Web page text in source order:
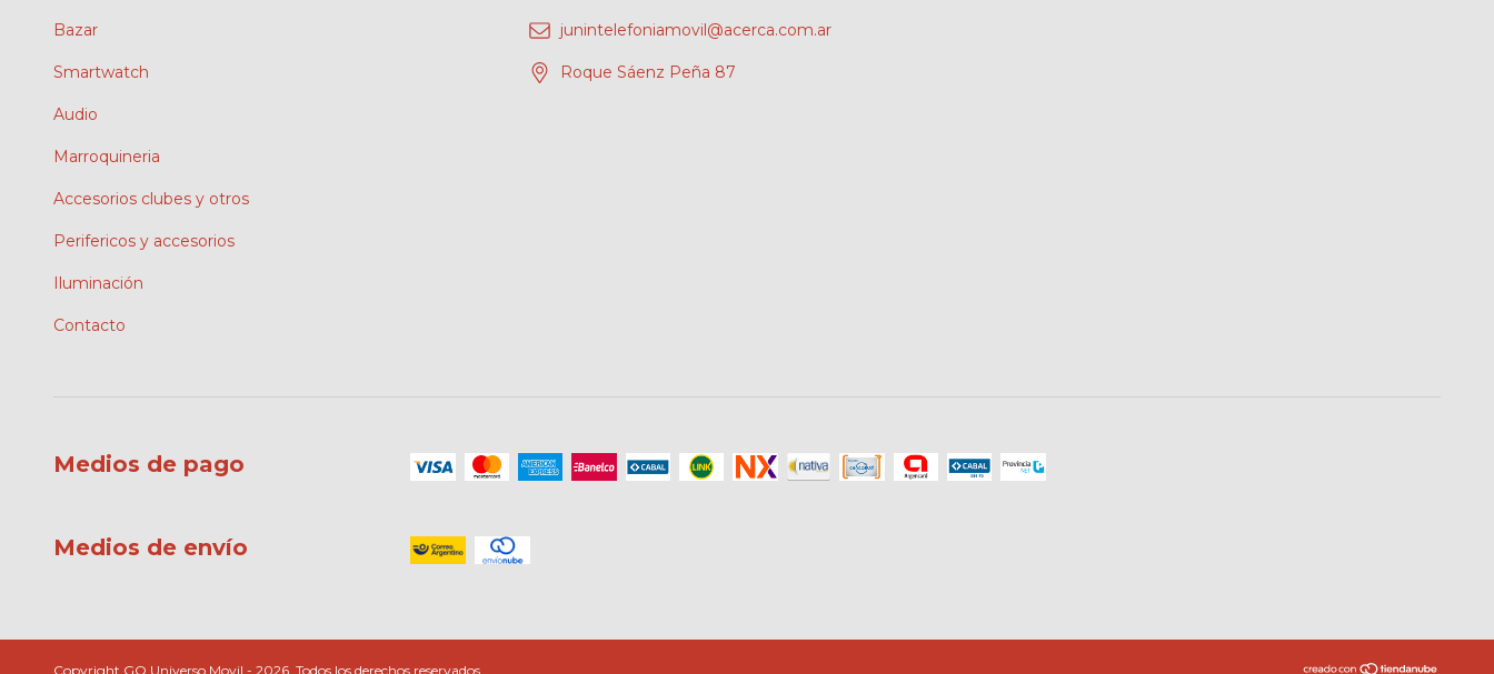
Bazar
Smartwatch
Audio
Marroquineria
Accesorios clubes y otros
Perifericos y accesorios
Iluminación
Contacto
junintelefoniamovil@acerca.com.ar
Roque Sáenz Peña 87
Medios de pago
Medios de envío
Copyright GO Universo Movil - 2026. Todos los derechos reservados.